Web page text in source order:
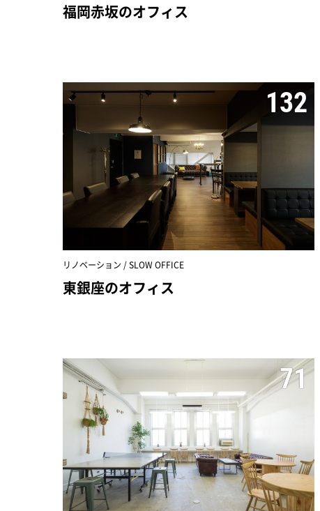
福岡赤坂のオフィス
132
リノベーション / SLOW OFFICE
東銀座のオフィス
71